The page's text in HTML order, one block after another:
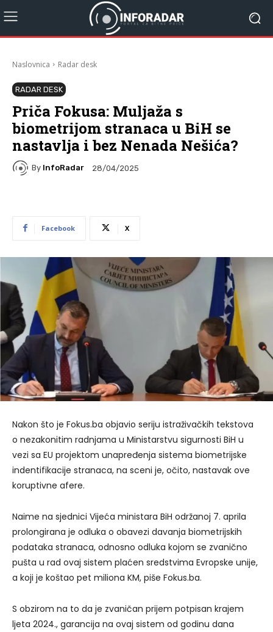
Naslovnica Radar desk
RADAR DESK
Priča Fokusa: Muljaža s
biometrijom stranaca u BiH se
nastavlja i bez Nenada Nešića?
By InfoRadar 28/04/2025
Facebook X
Nakon što je Fokus.ba objavio seriju istraživačkih tekstova
o nezakonitim radnjama u Ministarstvu sigurnosti BiH u
vezi sa EU projektom unapređenja sistema biometrijske
indentifikacije stranaca, na sceni je, očito, nastavak ove
koruptivne afere.
Naime na sjednici Vijeća ministara BiH održanoj 7. aprila
prolongirana je odluka o obavezi davanja biometrijskih
podataka stranaca, odnosno odluka kojom se zvanično
pušta u rad ovaj sistem plaćen sredstvima Evropske unije,
a koji je koštao pet miliona KM, piše Fokus.ba.
S obzirom na to da je zvaničan prijem potpisan krajem
ljeta 2024., garancija na ovaj sistem od godinu dana